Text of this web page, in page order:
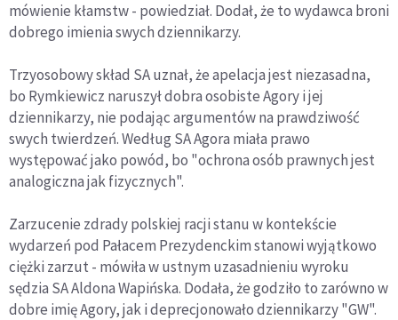
mówienie kłamstw - powiedział. Dodał, że to wydawca broni
dobrego imienia swych dziennikarzy.
Trzyosobowy skład SA uznał, że apelacja jest niezasadna,
bo Rymkiewicz naruszył dobra osobiste Agory i jej
dziennikarzy, nie podając argumentów na prawdziwość
swych twierdzeń. Według SA Agora miała prawo
występować jako powód, bo "ochrona osób prawnych jest
analogiczna jak fizycznych".
Zarzucenie zdrady polskiej racji stanu w kontekście
wydarzeń pod Pałacem Prezydenckim stanowi wyjątkowo
ciężki zarzut - mówiła w ustnym uzasadnieniu wyroku
sędzia SA Aldona Wapińska. Dodała, że godziło to zarówno w
dobre imię Agory, jak i deprecjonowało dziennikarzy "GW".